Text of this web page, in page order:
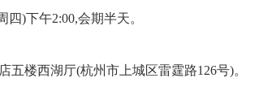
四)下午2:00,会期半天。
五楼西湖厅(杭州市上城区雷霆路126号)。